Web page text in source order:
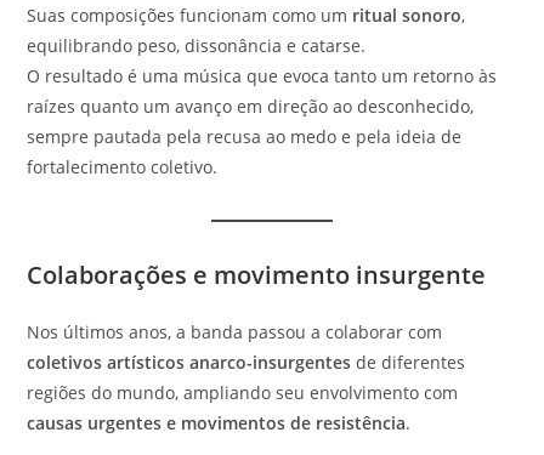
Suas composições funcionam como um ritual sonoro,
equilibrando peso, dissonância e catarse.
O resultado é uma música que evoca tanto um retorno às
raízes quanto um avanço em direção ao desconhecido,
sempre pautada pela recusa ao medo e pela ideia de
fortalecimento coletivo.
Colaborações e movimento insurgente
Nos últimos anos, a banda passou a colaborar com
coletivos artísticos anarco-insurgentes de diferentes
regiões do mundo, ampliando seu envolvimento com
causas urgentes e movimentos de resistência.